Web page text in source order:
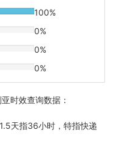
20% Complete
100%
Complete0%
Complete0%
Complete0%
时效查询数据：
天指36小时，特指快递